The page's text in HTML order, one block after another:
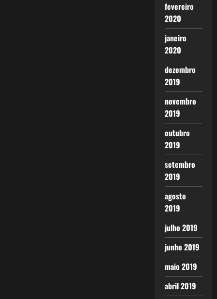
fevereiro
2020
janeiro
2020
dezembro
2019
novembro
2019
outubro
2019
setembro
2019
agosto
2019
julho 2019
junho 2019
maio 2019
abril 2019